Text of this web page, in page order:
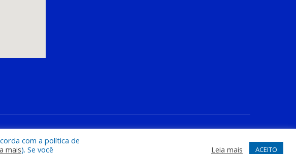
com a política de
mais). Se você
Leia mais ACEITO